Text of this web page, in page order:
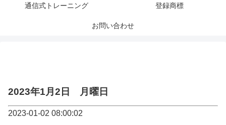
通信式トレーニング 登録商標
お問い合わせ
2023年1月2日 月曜日
2023-01-02 08:00:02